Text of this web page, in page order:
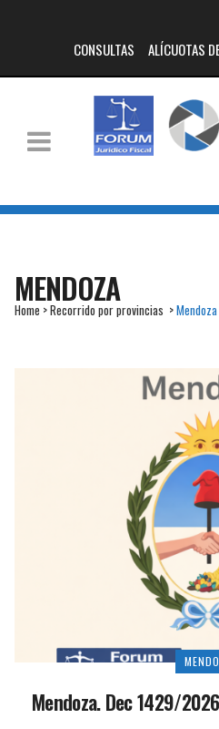
CONSULTAS ALÍCUOTAS
MENDOZA
Home >Recorrido por provincias >Mendoza
Mendoza. Dec 1429/